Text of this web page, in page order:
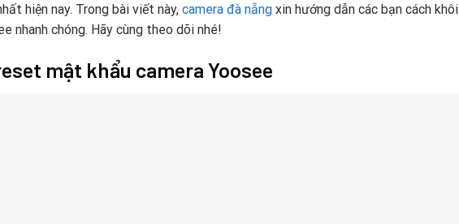
hiện nay. Trong bài viết này, camera đà nẵng xin hướng dẫn các bạn cách khôi
nhanh chóng. Hãy cùng theo dõi nhé!
mật khẩu camera Yoosee